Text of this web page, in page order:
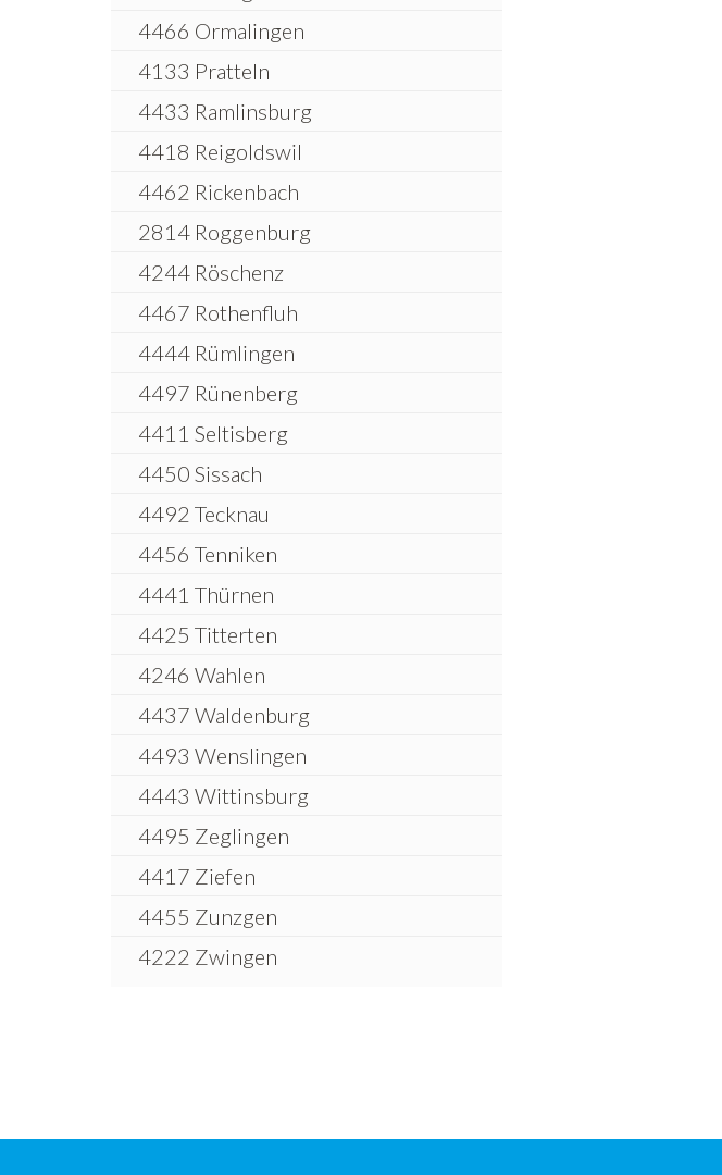
4466 Ormalingen
4133 Pratteln
4433 Ramlinsburg
4418 Reigoldswil
4462 Rickenbach
2814 Roggenburg
4244 Röschenz
4467 Rothenfluh
4444 Rümlingen
4497 Rünenberg
4411 Seltisberg
4450 Sissach
4492 Tecknau
4456 Tenniken
4441 Thürnen
4425 Titterten
4246 Wahlen
4437 Waldenburg
4493 Wenslingen
4443 Wittinsburg
4495 Zeglingen
4417 Ziefen
4455 Zunzgen
4222 Zwingen